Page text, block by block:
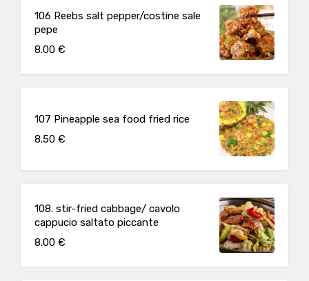
106 Reebs salt pepper/costine sale
pepe
8.00 €
107 Pineapple sea food fried rice
8.50 €
108. stir-fried cabbage/ cavolo
cappucio saltato piccante
8.00 €